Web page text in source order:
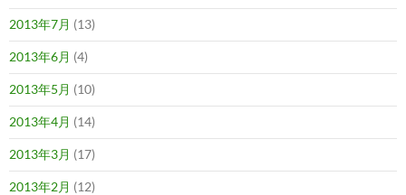
2013年7月 (13)
2013年6月 (4)
2013年5月 (10)
2013年4月 (14)
2013年3月 (17)
2013年2月 (12)